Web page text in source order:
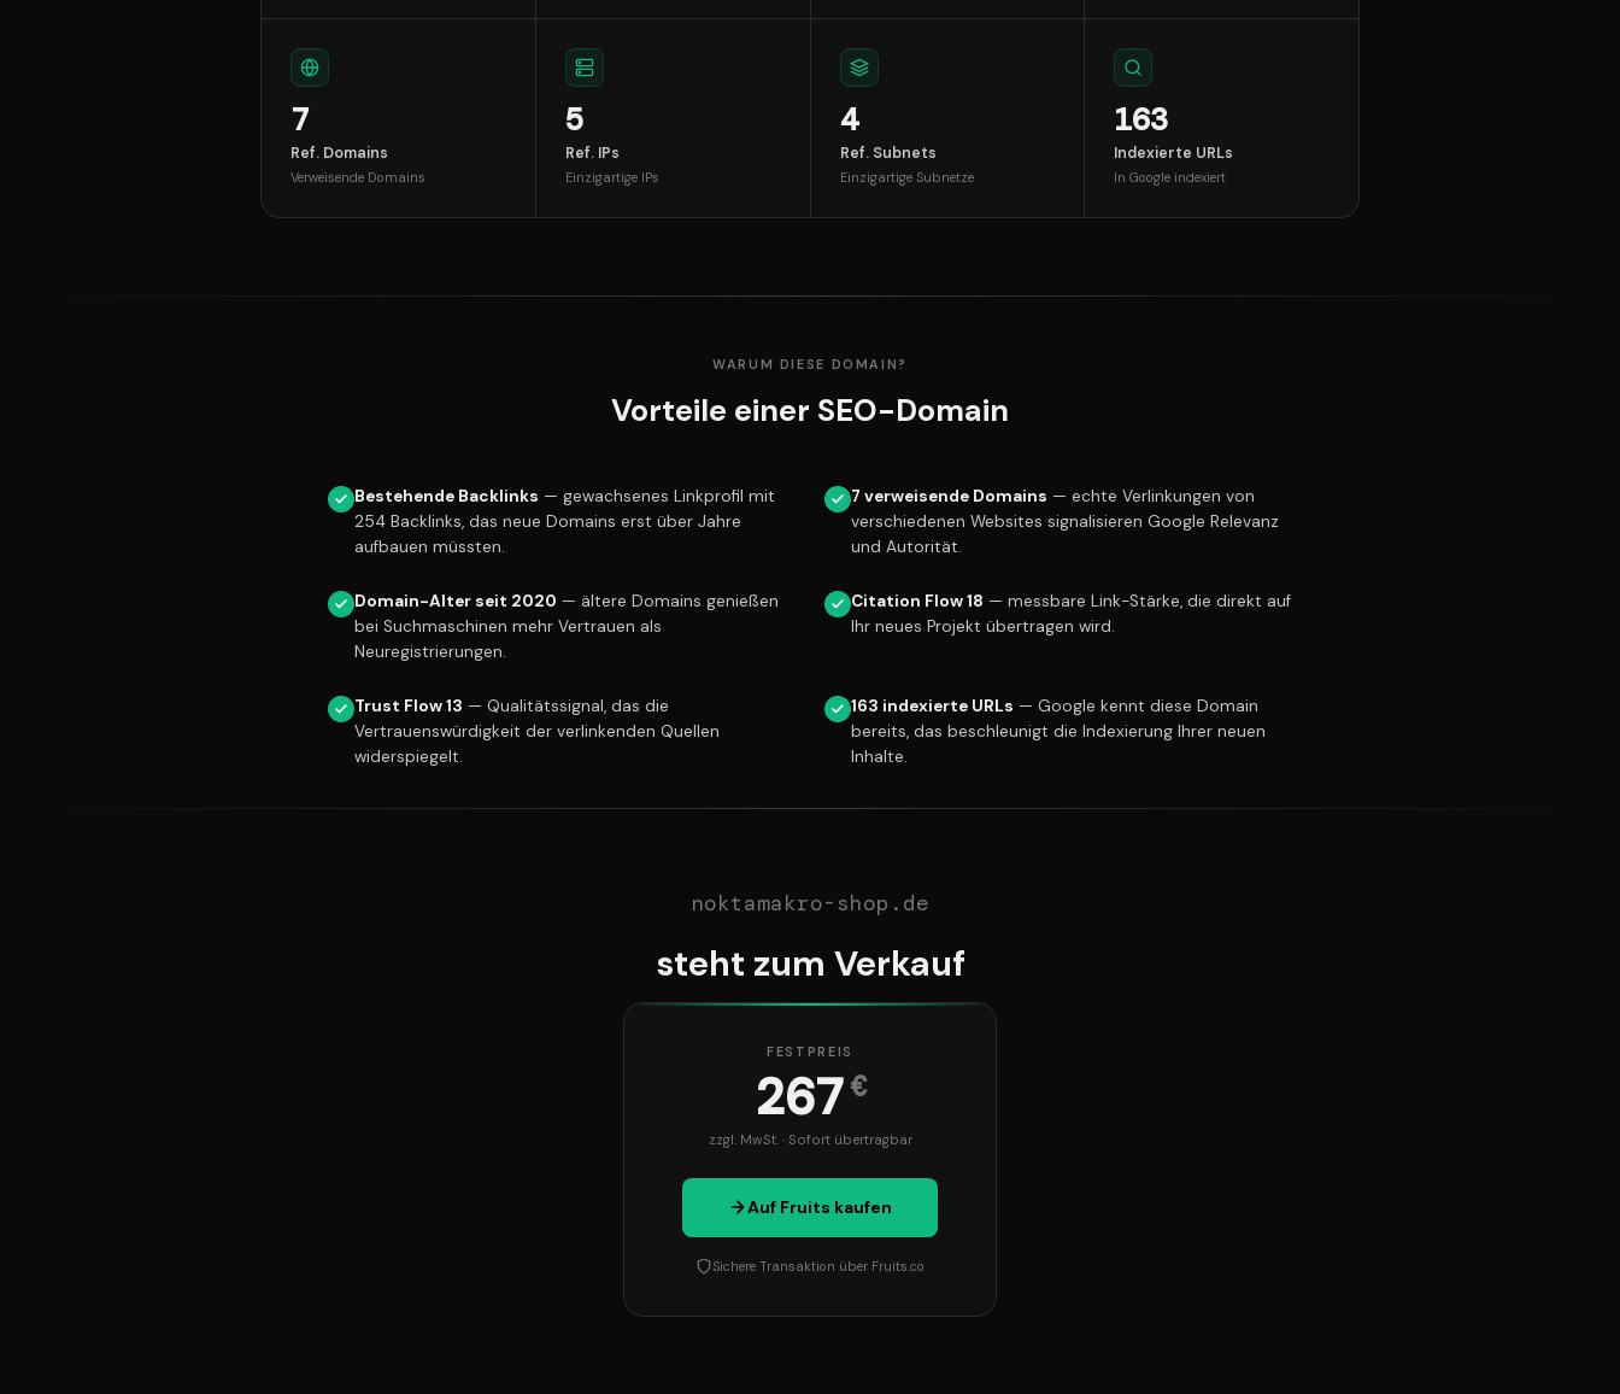
7
Ref. Domains
Verweisende Domains
5
Ref. IPs
Einzigartige IPs
4
Ref. Subnets
Einzigartige Subnetze
163
Indexierte URLs
In Google indexiert
WARUM DIESE DOMAIN?
Vorteile einer SEO-Domain
Bestehende Backlinks — gewachsenes Linkprofil mit
254 Backlinks, das neue Domains erst über Jahre
aufbauen müssten.
7 verweisende Domains — echte Verlinkungen von
verschiedenen Websites signalisieren Google Relevanz
und Autorität.
Domain-Alter seit 2020 — ältere Domains genießen
bei Suchmaschinen mehr Vertrauen als
Neuregistrierungen.
Citation Flow 18 — messbare Link-Stärke, die direkt auf
Ihr neues Projekt übertragen wird.
Trust Flow 13 — Qualitätssignal, das die
Vertrauenswürdigkeit der verlinkenden Quellen
widerspiegelt.
163 indexierte URLs — Google kennt diese Domain
bereits, das beschleunigt die Indexierung Ihrer neuen
Inhalte.
noktamakro-shop.de
steht zum Verkauf
FESTPREIS
267 €
zzgl. MwSt. · Sofort übertragbar
Auf Fruits kaufen
Sichere Transaktion über Fruits.co